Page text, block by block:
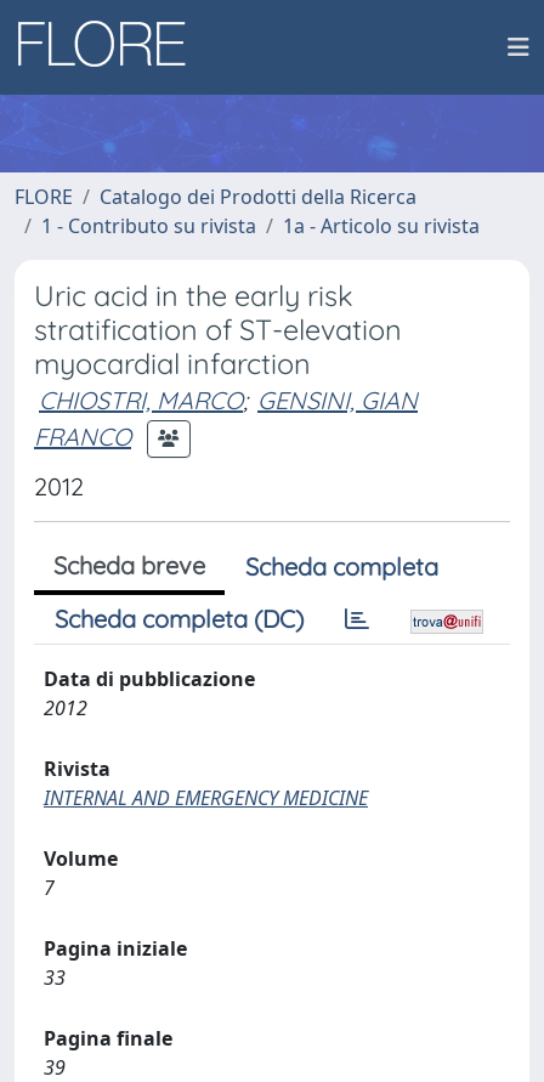
FLORE
Catalogo dei Prodotti della Ricerca
1 - Contributo su rivista
1a - Articolo su rivista
Uric acid in the early risk
stratification of ST-elevation
myocardial infarction
CHIOSTRI, MARCO; GENSINI, GIAN
FRANCO
2012
Scheda breve
Scheda completa
Scheda completa (DC)
Data di pubblicazione
2012
Rivista
INTERNAL AND EMERGENCY MEDICINE
Volume
7
Pagina iniziale
33
Pagina finale
39